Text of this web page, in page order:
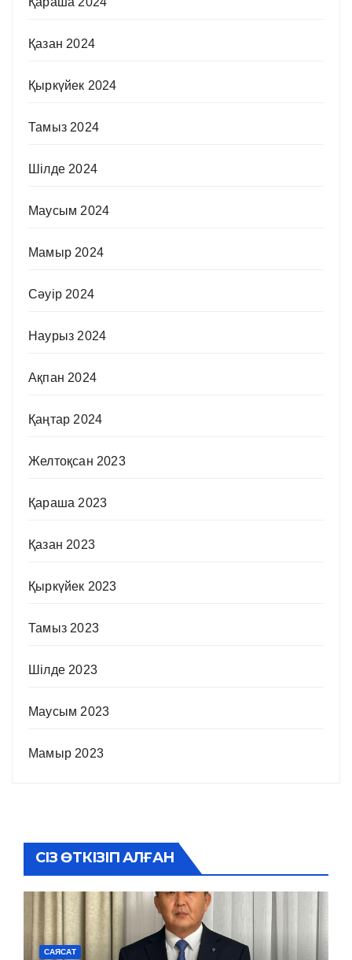
Қазан 2024
Қыркүйек 2024
Тамыз 2024
Шілде 2024
Маусым 2024
Мамыр 2024
Сәуір 2024
Наурыз 2024
Ақпан 2024
Қаңтар 2024
Желтоқсан 2023
Қараша 2023
Қазан 2023
Қыркүйек 2023
Тамыз 2023
Шілде 2023
Маусым 2023
Мамыр 2023
СІЗ ӨТКІЗІП АЛҒАН
САЯСАТ